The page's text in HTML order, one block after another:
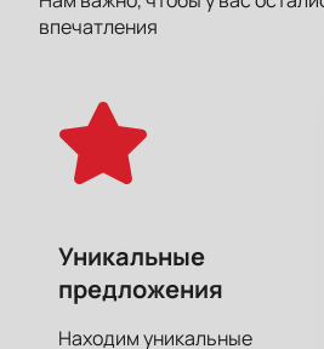
числе первых!
ВЛедовом Дворце Трактор
лазерное сопровождение и
любимого Басты.
Большие экраны за сценой
все происходящее на ней в
впечатления
Уникальные
предложения
Находим уникальные